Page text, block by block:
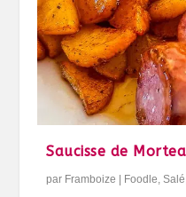
Saucisse de
par Framboize | Foodle ,Salé